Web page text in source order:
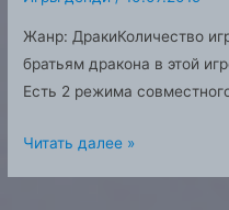
Жанр: ДракиКоличество
братьям дракона в этой
Есть 2 режима
Battletoads
Читать далее »